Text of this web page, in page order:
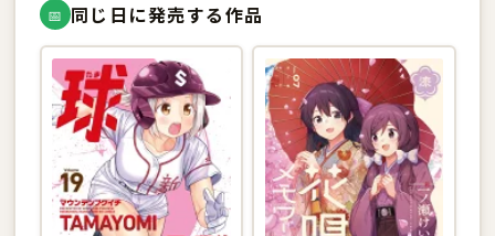
📅 同じ日に発売する作品